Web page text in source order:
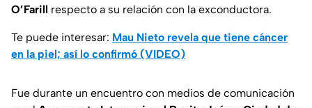
O’Farill respecto a su relación con la exconductora.
Te puede interesar: Mau Nieto revela que tiene cáncer
en la piel; así lo confirmó (VIDEO)
Fue durante un encuentro con medios de comunicación